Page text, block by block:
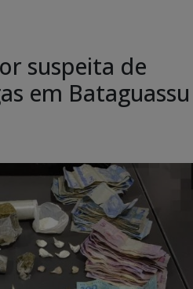
suspeita de
em Bataguassu